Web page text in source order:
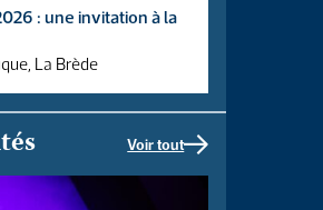
: une invitation à la
La Brède
Voir tout